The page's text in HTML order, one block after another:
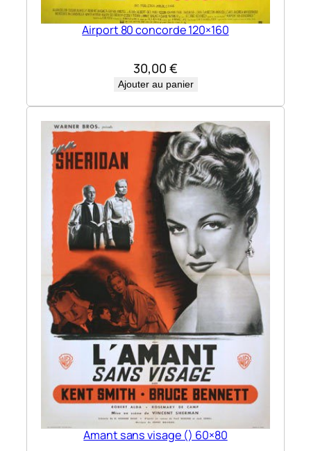
Airport 80 concorde 120×160
30,00 €
Ajouter au panier
Amant sans visage () 60×80